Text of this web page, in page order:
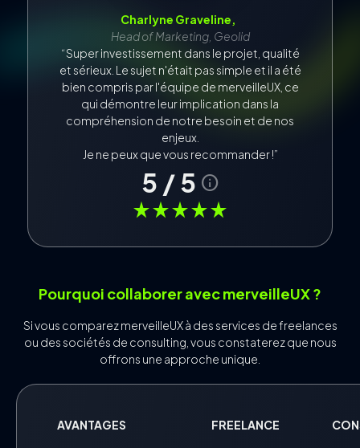
“Super investissement dans le projet, qualité
et sérieux. Le sujet n'était pas simple et il a été
bien compris par l'équipe de merveilleUX, ce
qui démontre leur implication dans la
compréhension de notre besoin et de nos
enjeux.
Je ne peux que vous recommander !”
Charlyne Graveline,
Head of Marketing, Geolid
5 / 5 info
star_rate star_ratestar_rate
star_ratestar_rate star_ratestar_ratestar_rate
star_ratestar_ratestar_ratestar_ratestar_rate
Pourquoi collaborer avec merveilleUX ?
Si vous comparez merveilleUX à des services de freelances
ou des sociétés de consulting, vous constaterez que nous
offrons une approche unique.
AVANTAGES FREELANCE